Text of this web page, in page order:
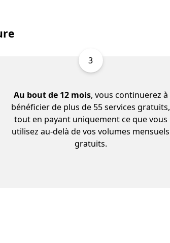
3
Au bout de 12 mois, vous continuerez à
bénéficier de plus de 55 services gratuits,
tout en payant uniquement ce que vous
utilisez au-delà de vos volumes mensuels
gratuits.